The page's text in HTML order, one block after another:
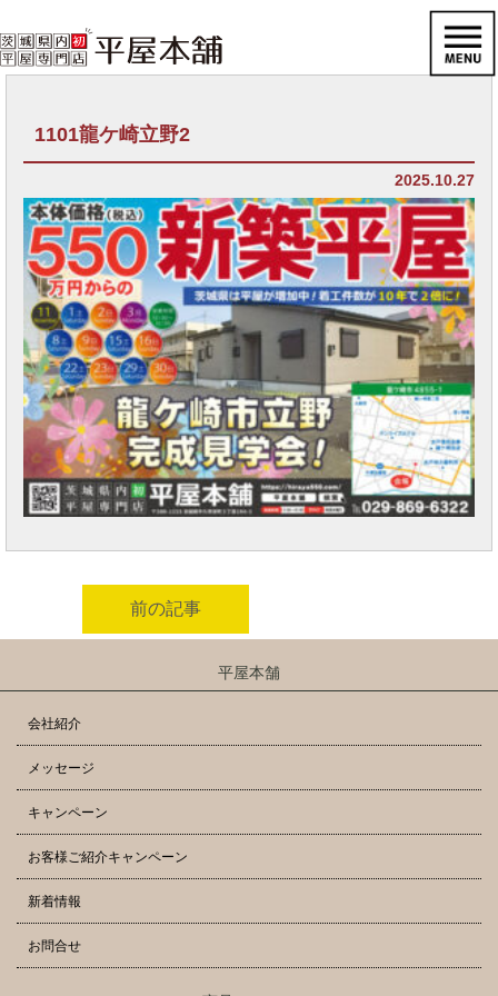
1101龍ケ崎立野2
2025.10.27
前の記事
平屋本舗
会社紹介
メッセージ
キャンペーン
お客様ご紹介キャンペーン
新着情報
お問合せ